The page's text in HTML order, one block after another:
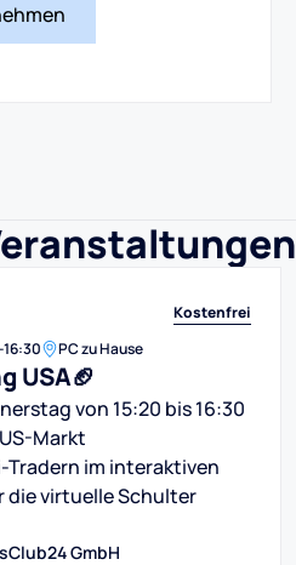
Kostenfrei
16:30 PC zu Hause
USA🏈
von 15:20 bis 16:30
Markt
Tradern im interaktiven
die virtuelle Schulter
GmbH